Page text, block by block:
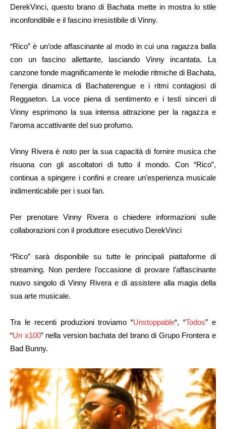
DerekVinci, questo brano di Bachata mette in mostra lo stile
inconfondibile e il fascino irresistibile di Vinny.
“Rico” è un’ode affascinante al modo in cui una ragazza balla
con un fascino allettante, lasciando Vinny incantata. La
canzone fonde magnificamente le melodie ritmiche di Bachata,
l’energia dinamica di Bachaterengue e i ritmi contagiosi di
Reggaeton. La voce piena di sentimento e i testi sinceri di
Vinny esprimono la sua intensa attrazione per la ragazza e
l’aroma accattivante del suo profumo.
Vinny Rivera è noto per la sua capacità di fornire musica che
risuona con gli ascoltatori di tutto il mondo. Con “Rico”,
continua a spingere i confini e creare un’esperienza musicale
indimenticabile per i suoi fan.
Per prenotare Vinny Rivera o chiedere informazioni sulle
collaborazioni con il produttore esecutivo DerekVinci
“Rico” sarà disponibile su tutte le principali piattaforme di
streaming. Non perdere l’occasione di provare l’affascinante
nuovo singolo di Vinny Rivera e di assistere alla magia della
sua arte musicale.
Tra le recenti produzioni troviamo “Unstoppable“, “Todos” e
“Un x100” nella version bachata del brano di Grupo Frontera e
Bad Bunny.